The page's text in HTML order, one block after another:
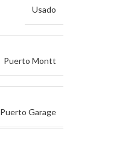
Usado
Puerto Montt
Puerto Garage